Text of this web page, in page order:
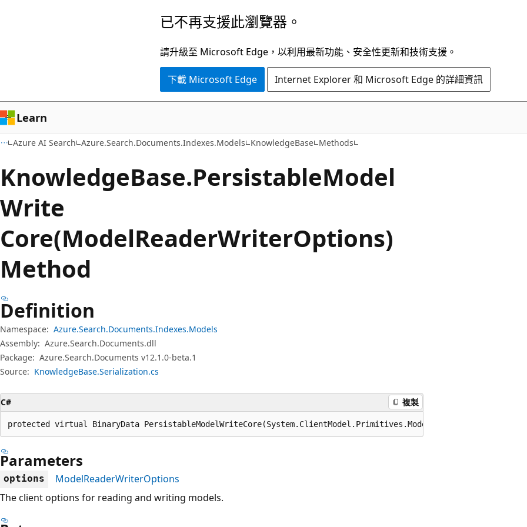
容
導
覽
已不再支援此瀏覽器。
請升級至 Microsoft Edge，以利用最新功能、安全性更新和技術支援。
下載 Microsoft Edge Internet Explorer 和 Microsoft Edge 的詳細資訊
Learn
Azure AI Search Azure.Search.Documents.Indexes.Models KnowledgeBase Methods
KnowledgeBase.PersistableModel
Write
Core(ModelReaderWriterOptions)
Method
Definition
Namespace: Azure.Search.Documents.Indexes.Models
Assembly: Azure.Search.Documents.dll
Package: Azure.Search.Documents v12.1.0-beta.1
Source: KnowledgeBase.Serialization.cs
C# 複製
protected virtual BinaryData
Parameters
options
ModelReaderWriterOptions
The client options for reading and writing models.